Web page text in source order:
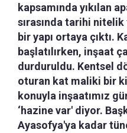
kapsamında yıkılan
sırasında tarihi nitelik
bir yapı ortaya çıktı.
başlatılırken, inşaat
durduruldu. Kentsel
oturan kat maliki bir
konuyla inşaatımız
‘hazine var' diyor.
Ayasofya'ya kadar